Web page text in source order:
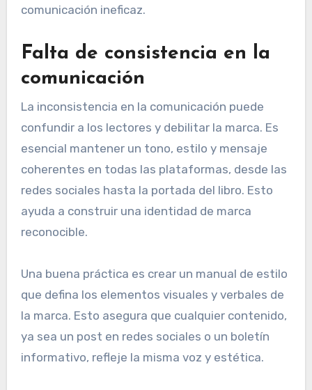
comunicación ineficaz.
Falta de consistencia en la
comunicación
La inconsistencia en la comunicación puede
confundir a los lectores y debilitar la marca. Es
esencial mantener un tono, estilo y mensaje
coherentes en todas las plataformas, desde las
redes sociales hasta la portada del libro. Esto
ayuda a construir una identidad de marca
reconocible.
Una buena práctica es crear un manual de estilo
que defina los elementos visuales y verbales de
la marca. Esto asegura que cualquier contenido,
ya sea un post en redes sociales o un boletín
informativo, refleje la misma voz y estética.